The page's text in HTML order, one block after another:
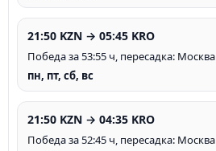
21:50 KZN → 05:45 KRO
Победа за 53:55 ч, пересадка: Москва
пн, пт, сб, вс
21:50 KZN → 04:35 KRO
Победа за 52:45 ч, пересадка: Москва